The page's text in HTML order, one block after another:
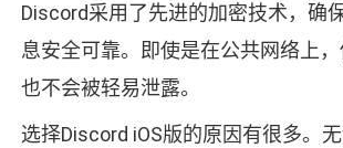
Discord采用了先进的加密技术，确
息安全可靠。即使是在公共网络上
也不会被轻易泄露。
选择Discord iOS版的原因有很多。